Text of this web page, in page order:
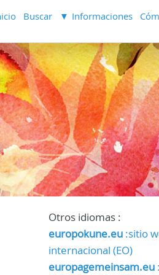
Buscar Informaciones
Otros idiomas :
europokune.eu:sitio
internacional (EO)
europagemeinsam.eu